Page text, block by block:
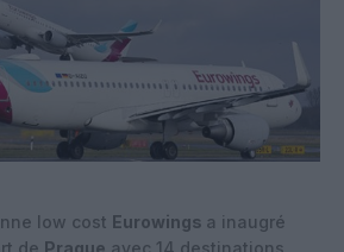
low cost Eurowings a inaugré
de Prague avec 14 destinations